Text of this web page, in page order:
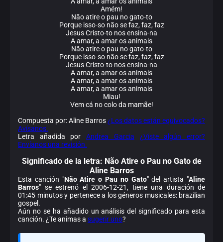
Amém!
Não atire o pau no gato-to
Porque isso-so não se faz, faz, faz
Jesus Cristo-to nos ensina-na
A amar, a amar os animais
Não atire o pau no gato-to
Porque isso-so não se faz, faz, faz
Jesus Cristo-to nos ensina-na
A amar, a amar os animais
A amar, a amar os animais
A amar, a amar os animais
Miau!
Vem cá no colo da mamãe!
Compuesta por: Aline Barros¿Los datos están equivocados?
Avísanos.
Letra añadida porAndrea Garcia
¿Viste algún error?
Envíanos una revisión.
Significado de la letra: Não Atire o Pau no Gato de
Aline Barros
Esta canción "Não Atire o Pau no Gato" del artista "Aline
Barros" se estrenó el 2006-12-21, tiene una duración de
01:45 minutos y pertenece a los géneros musicales: brazilian
gospel.
Aún no se ha añadido un análisis del significado para esta
canción. ¿Te animas a sugerir uno?